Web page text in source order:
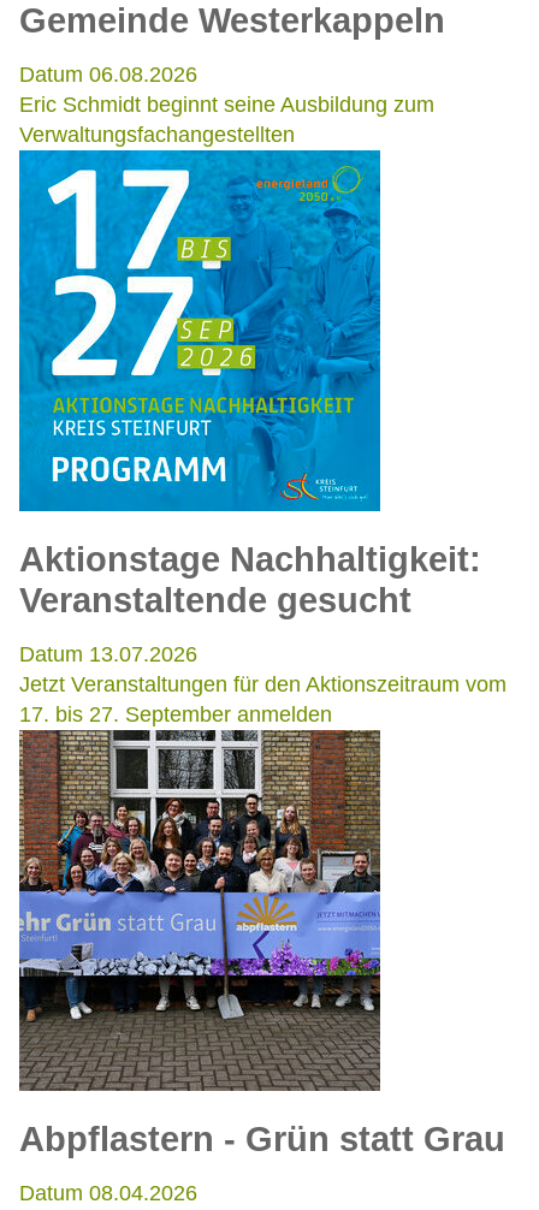
Gemeinde Westerkappeln
Datum 06.08.2026
Eric Schmidt beginnt seine Ausbildung zum
Verwaltungsfachangestellten
Aktionstage Nachhaltigkeit:
Veranstaltende gesucht
Datum 13.07.2026
Jetzt Veranstaltungen für den Aktionszeitraum vom
17. bis 27. September anmelden
Abpflastern - Grün statt Grau
Datum 08.04.2026